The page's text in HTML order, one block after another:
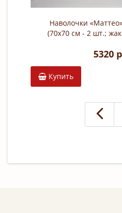
Наволочки
(70х70 см - 2 шт.;
5320
Купить